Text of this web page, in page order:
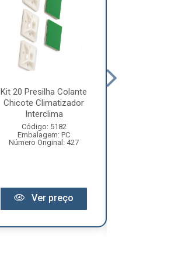
Kit 20 Presilha Colante
Chicote Climatizador
Interclima
Código: 5182
Embalagem: PC
Número Original: 427
Ver preço